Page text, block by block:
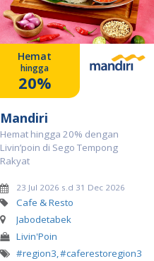
Hemat
hingga
20%
Mandiri
Hemat hingga 20% dengan
Livin’poin di Sego Tempong
Rakyat
23 Jul 2026 s.d 31 Dec 2026
Cafe & Resto
Jabodetabek
Livin'Poin
#region3,#caferestoregion3